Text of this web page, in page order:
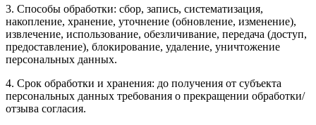
3. Способы обработки: сбор, запись, систематизация,
накопление, хранение, уточнение (обновление, изменение),
извлечение, использование, обезличивание, передача (доступ,
предоставление), блокирование, удаление, уничтожение
персональных данных.
4. Срок обработки и хранения: до получения от субъекта
персональных данных требования о прекращении обработки/
отзыва согласия.